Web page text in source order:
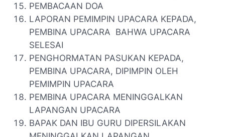
PEMBACAAN DOA
LAPORAN PEMIMPIN UPACARA KEPADA,
PEMBINA UPACARA BAHWA UPACARA
SELESAI
PENGHORMATAN PASUKAN KEPADA,
PEMBINA UPACARA, DIPIMPIN OLEH
PEMIMPIN UPACARA
PEMBINA UPACARA MENINGGALKAN
LAPANGAN UPACARA
BAPAK DAN IBU GURU DIPERSILAKAN